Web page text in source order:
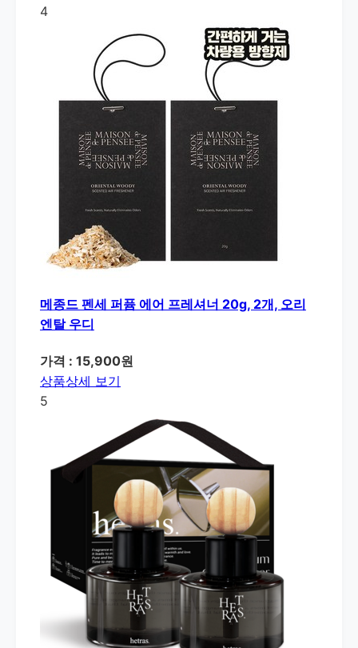
4
메종드 펜세 퍼퓸 에어 프레셔너 20g, 2개, 오리
엔탈 우디
가격 : 15,900원
상품상세 보기
5